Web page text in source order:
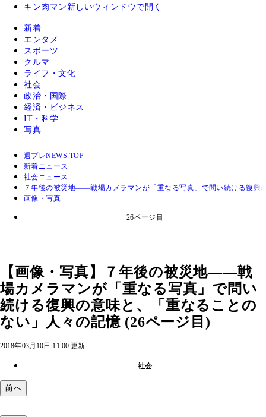
キン肉マン 新しいウィンドウで開く
新着
エンタメ
スポーツ
クルマ
ライフ・文化
社会
政治・国際
経済・ビジネス
IT・科学
写真
週プレNEWS TOP
新着ニュース
社会ニュース
７年後の被災地――戦場カメラマンが「重なる写真」で問い続ける復興
画像・写真
26ページ目
【画像・写真】７年後の被災地――戦
場カメラマンが「重なる写真」で問い
続ける復興の意味と、「重なることの
ない」人々の記憶 (26ページ目)
2018年03月10日 11:00 更新
社会
前へ